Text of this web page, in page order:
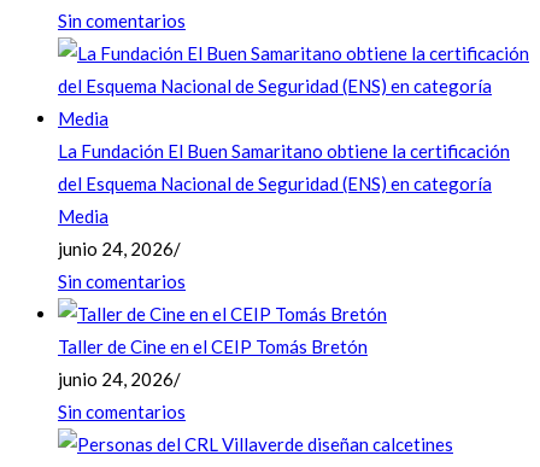
Sin comentarios
La Fundación El Buen Samaritano obtiene la certificación
del Esquema Nacional de Seguridad (ENS) en categoría
Media
junio 24, 2026/
Sin comentarios
Taller de Cine en el CEIP Tomás Bretón
junio 24, 2026/
Sin comentarios